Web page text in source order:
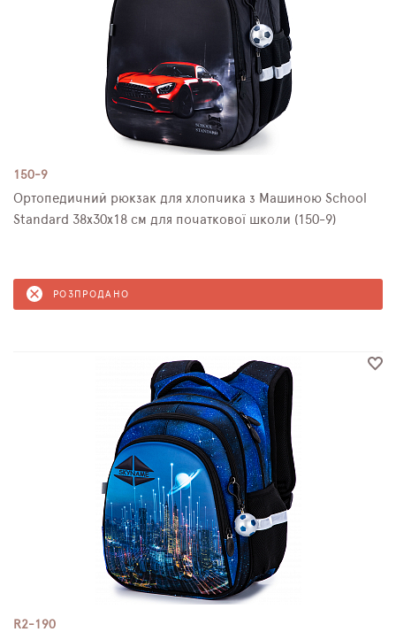
150-9
Ортопедичний рюкзак для хлопчика з Машиною School
Standard 38х30х18 см для початкової школи (150-9)
РОЗПРОДАНО
R2-190